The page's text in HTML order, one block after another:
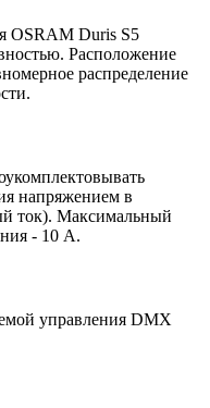
OSRAM Duris S5
Расположение
распределение
напряжением в
ток). Максимальный
- 10 А.
управления DMX